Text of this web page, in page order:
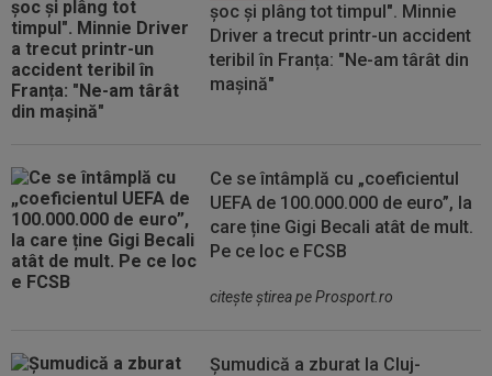
șoc și plâng tot timpul". Minnie
Driver a trecut printr-un accident
teribil în Franța: "Ne-am târât din
mașină"
Ce se întâmplă cu „coeficientul
UEFA de 100.000.000 de euro”, la
care ține Gigi Becali atât de mult.
Pe ce loc e FCSB
citeşte ştirea pe Prosport.ro
Șumudică a zburat la Cluj-